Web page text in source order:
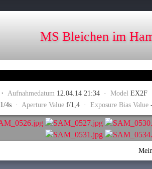
MS Bleichen im
· Aufnahmedatum 12.04.14 21:34 · Model
1/4s · Aperture Value f/1,4 · Exposure Bias Value